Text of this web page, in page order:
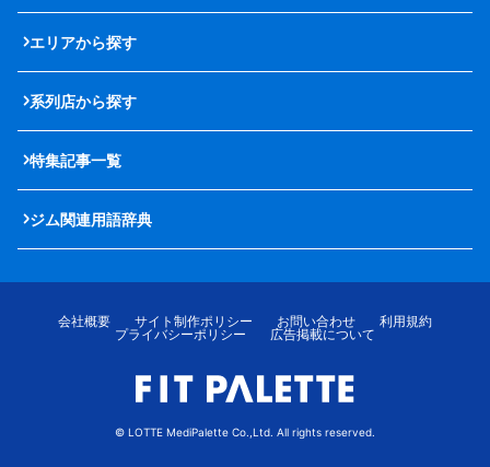
エリアから探す
系列店から探す
特集記事一覧
ジム関連用語辞典
会社概要 サイト制作ポリシー お問い合わせ
利用規約
プライバシーポリシー
広告掲載について
© LOTTE MediPalette Co.,Ltd. All rights reserved.